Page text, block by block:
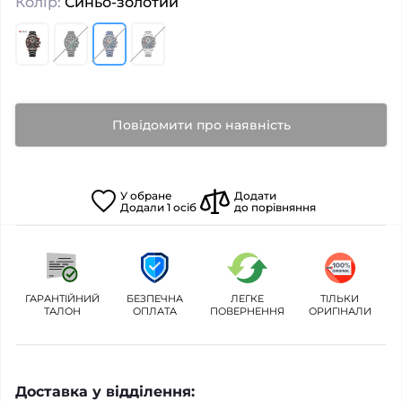
Повідомити про наявність
У обране
Додали 1 осіб
Додати
до порівняння
ГАРАНТІЙНИЙ
ТАЛОН
БЕЗПЕЧНА
ОПЛАТА
ЛЕГКЕ
ПОВЕРНЕННЯ
ТІЛЬКИ
ОРИГІНАЛИ
Доставка у відділення: